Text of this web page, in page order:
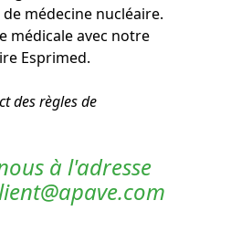
de médecine nucléaire.
médicale avec notre
Esprimed.
des règles de
à l'adresse